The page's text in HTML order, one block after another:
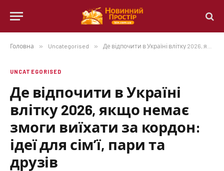
Головна » Uncategorised » Де відпочити в Україні влітку 2026, якщо немає змоги виїхати за кордон: ідеї для сім’ї, пари та друзів
UNCATEGORISED
Де відпочити в Україні
влітку 2026, якщо немає
змоги виїхати за кордон:
ідеї для сім’ї, пари та
друзів